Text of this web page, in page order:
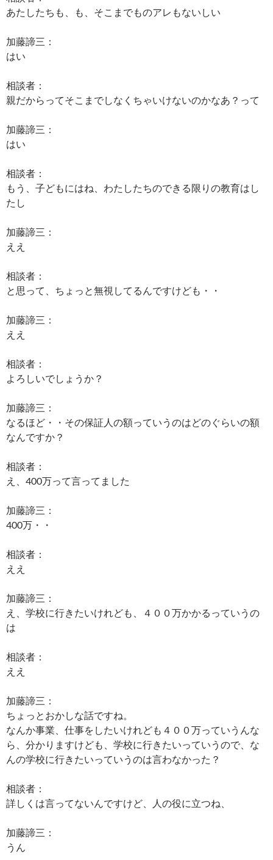
あたしたちも、も、そこまでものアレもないしい
加藤諦三：
はい
相談者：
親だからってそこまでしなくちゃいけないのかなあ？って
加藤諦三：
はい
相談者：
もう、子どもにはね、わたしたちのできる限りの教育はし
たし
加藤諦三：
ええ
相談者：
と思って、ちょっと無視してるんですけども・・
加藤諦三：
ええ
相談者：
よろしいでしょうか？
加藤諦三：
なるほど・・その保証人の額っていうのはどのぐらいの額
なんですか？
相談者：
え、400万って言ってました
加藤諦三：
400万・・
相談者：
ええ
加藤諦三：
え、学校に行きたいけれども、４００万かかるっていうの
は
相談者：
ええ
加藤諦三：
ちょっとおかしな話ですね。
なんか事業、仕事をしたいけれども４００万っていうんな
ら、分かりますけども、学校に行きたいっていうので、な
んの学校に行きたいっていうのは言わなかった？
相談者：
詳しくは言ってないんですけど、人の役に立つね、
加藤諦三：
うん